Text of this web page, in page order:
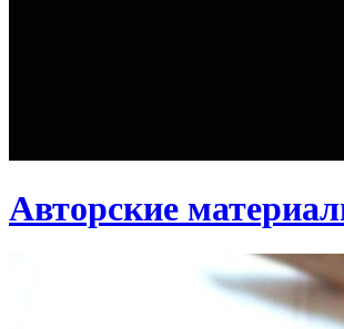
Авторские